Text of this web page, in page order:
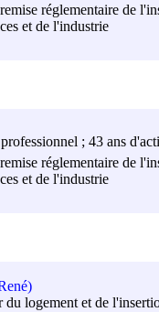
réglementaire de
et de l'industrie
; 43 ans
réglementaire de
et de l'industrie
logement et de